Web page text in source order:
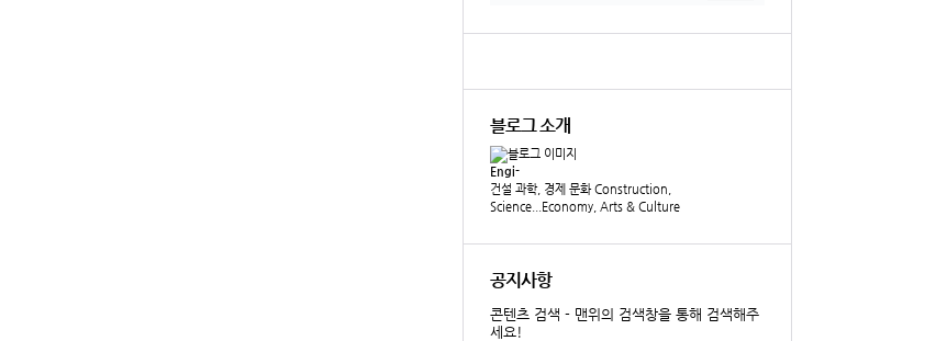
블로그 소개
Engi-
건설 과학, 경제 문화 Construction,
Science...Economy, Arts & Culture
공지사항
콘텐츠 검색 - 맨위의 검색창을 통해 검색해주
세요!